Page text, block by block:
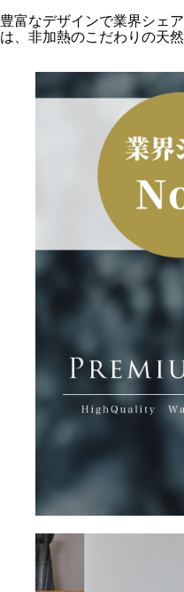
豊富なデザインで業界シェ
は、非加熱のこだわりの天